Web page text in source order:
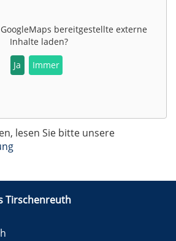
GoogleMaps bereitgestellte externe
Inhalte laden?
Ja
Immer
lesen Sie bitte unsere
Tirschenreuth